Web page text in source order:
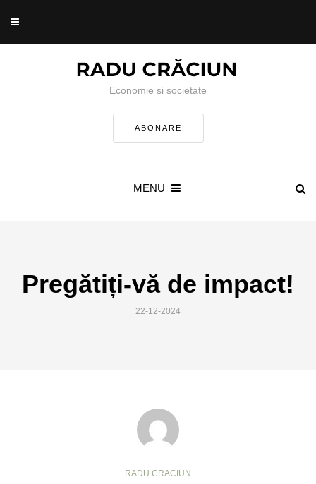
Economie si societate
ABONARE
MENU
Pregătiți-vă de impact!
22-12-2024
RADU CRACIUN